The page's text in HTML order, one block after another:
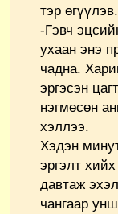
тэр өгүүлэв.
-Гэвч
ухаан энэ
чадна.
эргэсэн
нэгмөсөн
хэллээ.
Хэдэн
эргэлт
давтаж
чангаар